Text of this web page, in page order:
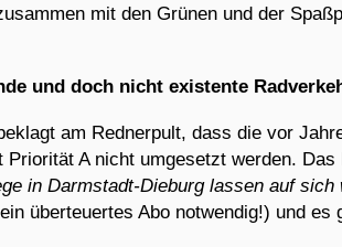
mit den Grünen und der
und doch nicht existente
am Rednerpult, dass die vor
Priorität A nicht umgesetzt werden.
in Darmstadt-Dieburg lassen auf sich
überteuertes Abo notwendig!) und es